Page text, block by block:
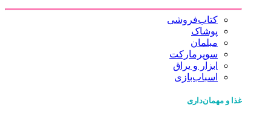
کتاب‌فروشی
پوشاک
مبلمان
سوپرمارکت
ابزار و یراق
اسباب‌بازی
غذا و مهمان‌داری